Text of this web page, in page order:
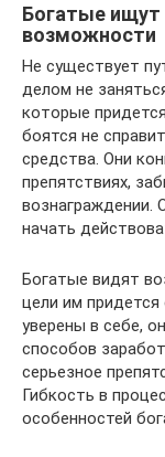
Богатые
возможности
Не существует
делом не
которые
боятся не
средства. Они
препятствиях,
начать
Богатые видят
цели им
уверены в себе,
способов
серьезное
Гибкость в
особенностей